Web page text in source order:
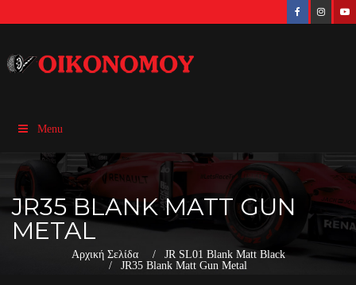
Menu
JR35 BLANK MATT GUN
METAL
Αρχική Σελίδα
JR SL01 Blank Matt Black
JR35 Blank Matt Gun Metal